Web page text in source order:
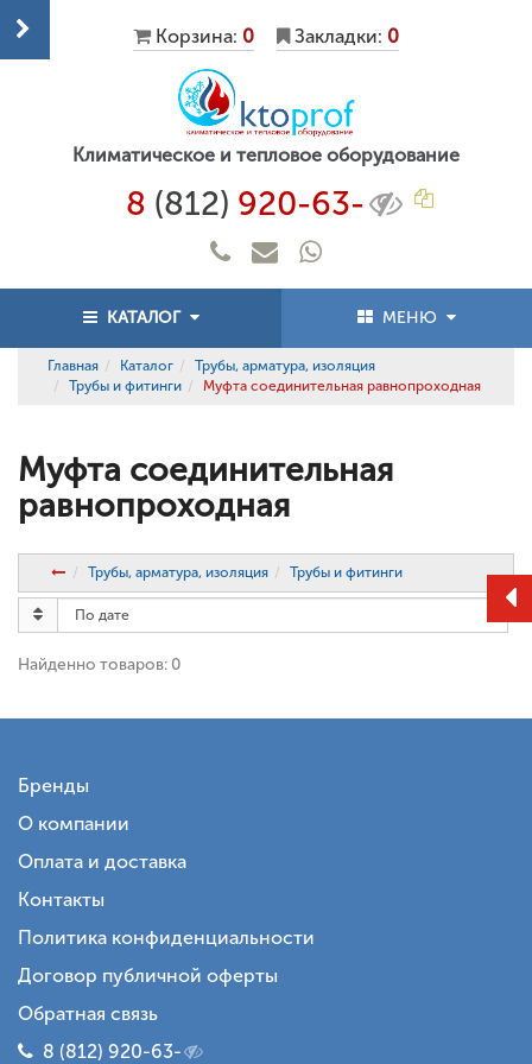
Корзина: 0 Закладки: 0
Климатическое и тепловое оборудование
8 (812) 920-63-
КАТАЛОГ МЕНЮ
Главная Каталог
Трубы, арматура, изоляция
Трубы и фитинги
Муфта соединительная равнопроходная
Муфта соединительная
равнопроходная
Трубы, арматура, изоляция Трубы и фитинги
Найденно товаров: 0
Бренды
О компании
Оплата и доставка
Контакты
Политика конфиденциальности
Договор публичной оферты
Обратная связь
8 (812) 920-63-